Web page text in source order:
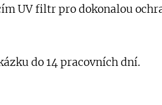
UV filtr pro dokonalou
do 14 pracovních dní.